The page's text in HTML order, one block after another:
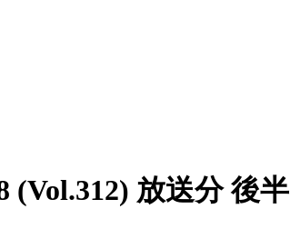
(Vol.312) 放送分 後半